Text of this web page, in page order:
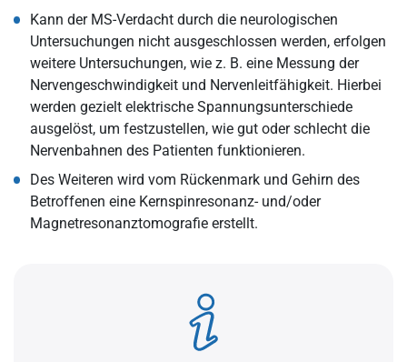
Kann der MS-Verdacht durch die neurologischen
Untersuchungen nicht ausgeschlossen werden, erfolgen
weitere Untersuchungen, wie z. B. eine Messung der
Nervengeschwindigkeit und Nervenleitfähigkeit. Hierbei
werden gezielt elektrische Spannungsunterschiede
ausgelöst, um festzustellen, wie gut oder schlecht die
Nervenbahnen des Patienten funktionieren.
Des Weiteren wird vom Rückenmark und Gehirn des
Betroffenen eine Kernspinresonanz- und/oder
Magnetresonanztomografie erstellt.